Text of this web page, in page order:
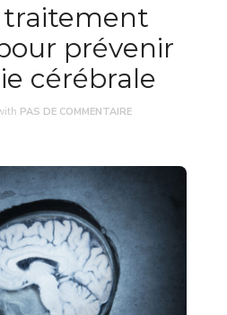
traitement
prévenir
cérébrale
PAS DE COMMENTAIRE